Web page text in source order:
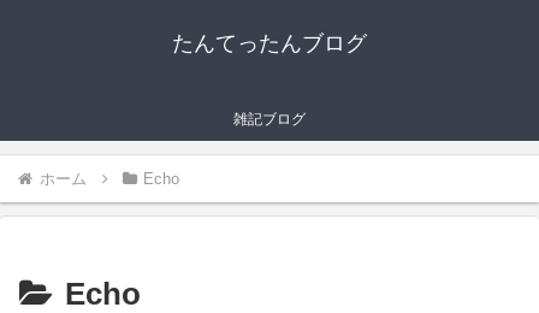
たんてったんブログ
雑記ブログ
ホーム Echo
Echo